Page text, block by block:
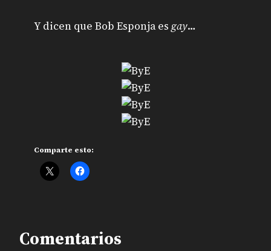
Y dicen que Bob Esponja es gay…
Comparte esto:
Comentarios